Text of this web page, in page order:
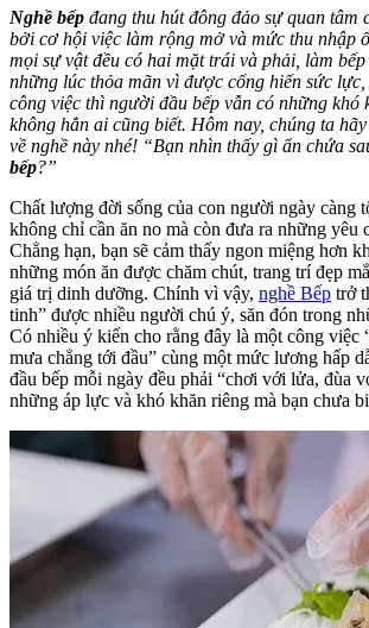
Nghề bếp đang thu hút đông đảo sự quan tâm
bởi cơ hội việc làm rộng mở và mức thu nhập
mọi sự vật đều có hai mặt trái và phải, làm
những lúc thỏa mãn vì được cống hiến sức lực,
công việc thì người đầu bếp vẫn có những khó
không hẳn ai cũng biết. Hôm nay, chúng ta
về nghề này nhé! “Bạn nhìn thấy gì ẩn chứa
bếp?”
Chất lượng đời sống của con người ngày càng
không chỉ cần ăn no mà còn đưa ra những yêu
Chẳng hạn, bạn sẽ cảm thấy ngon miệng hơn
những món ăn được chăm chút, trang trí đẹp
giá trị dinh dưỡng. Chính vì vậy, nghề Bếp trở
tinh” được nhiều người chú ý, săn đón trong
Có nhiều ý kiến cho rằng đây là một công việc
mưa chẳng tới đầu” cùng một mức lương hấp
đầu bếp mỗi ngày đều phải “chơi với lửa, đùa
những áp lực và khó khăn riêng mà bạn chưa